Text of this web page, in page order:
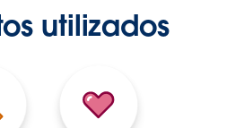
utilizados